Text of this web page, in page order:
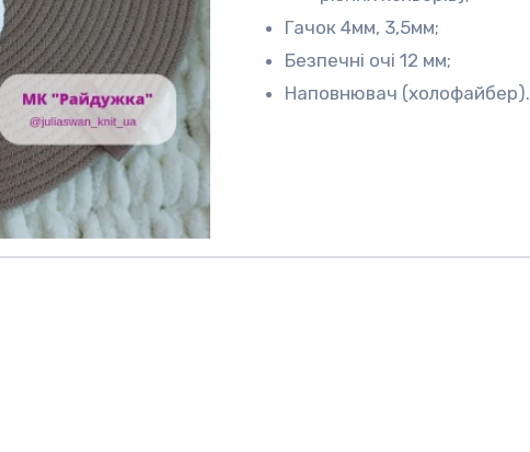
Гачок 4мм, 3,5мм;
Безпечні очі 12 мм;
Наповнювач (холофайбер).